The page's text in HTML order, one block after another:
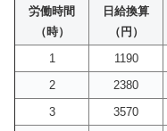
労働時間
（時）
日給換算
（円）
1
1190
2
2380
3
3570